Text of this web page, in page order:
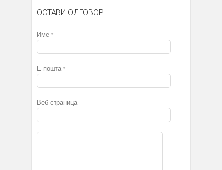
ОСТАВИ ОДГОВОР
Име *
Е-пошта *
Веб страница